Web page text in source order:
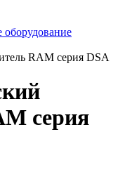
оборудование
RAM серия DSA
серия